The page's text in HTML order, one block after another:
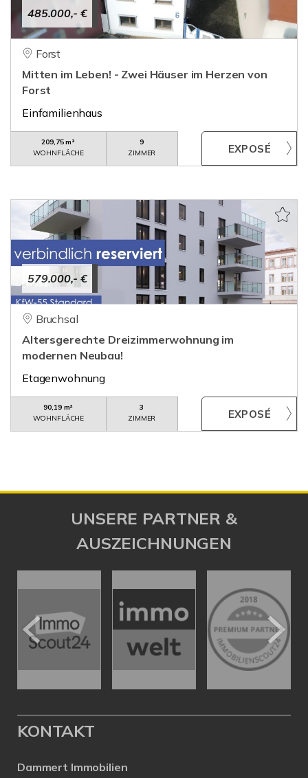
485.000,- €
Forst
Mitten im Leben! - Zwei Häuser im Herzen von
Forst
Einfamilienhaus
209,75 m²
WOHNFLÄCHE
9
ZIMMER
579.000,- €
Bruchsal
Altersgerechte Dreizimmerwohnung im
modernen Neubau!
Etagenwohnung
90,19 m²
WOHNFLÄCHE
3
ZIMMER
UNSERE PARTNER &
AUSZEICHNUNGEN
KONTAKT
Dammert Immobilien